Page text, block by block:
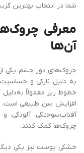
شما در انتخاب بهترین
معرفی
آن‌ها
چروک‌های دور چشم یکی
به دلیل نازکی و
خطوط ریز معمولاً
افزایش سن طبیعی است،
آفتاب‌سوختگی، آلودگی،
چروک‌ها کمک کنند.
خشکی پوست نیز یکی